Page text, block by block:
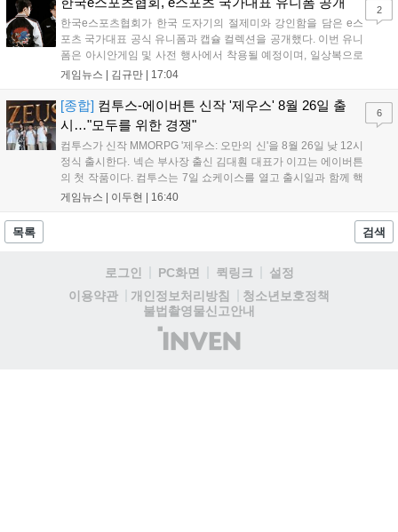
한국e스포츠협회가 한국 도자기의 절제미와 강인함을 담은 e스
포츠 국가대표 공식 유니폼과 캡슐 컬렉션을 공개했다. 이번 유니
폼은 아시안게임 및 사전 행사에서 착용될 예정이며, 일상복으로
구성된 컬렉션은 오는 8월 28일부터 골스튜디오 공식 홈페이지
서는 대회 규정에 따라 별도의 유니폼을 착용할 계획이다....
게임뉴스 | 김규만 17:04
2
[종합] 컴투스-에이버튼 신작 '제우스' 8월 26일 출
시…"모두를 위한 경쟁"
컴투스가 신작 MMORPG '제우스: 오만의 신'을 8월 26일 낮 12시
정식 출시한다. 넥슨 부사장 출신 김대훤 대표가 이끄는 에이버튼
의 첫 작품이다. 컴투스는 7일 쇼케이스를 열고 출시일과 함께 핵
심 콘텐츠, 유료화 정책, 운영 방향을 공개했다. 캐릭터명 선점은
게임뉴스 | 이두현 16:40
6
목록 검색
로그인 PC화면 퀵링크
설정
이용약관
개인정보처리방침
청소년보호정책
불법촬영물신고안내
(주)
인